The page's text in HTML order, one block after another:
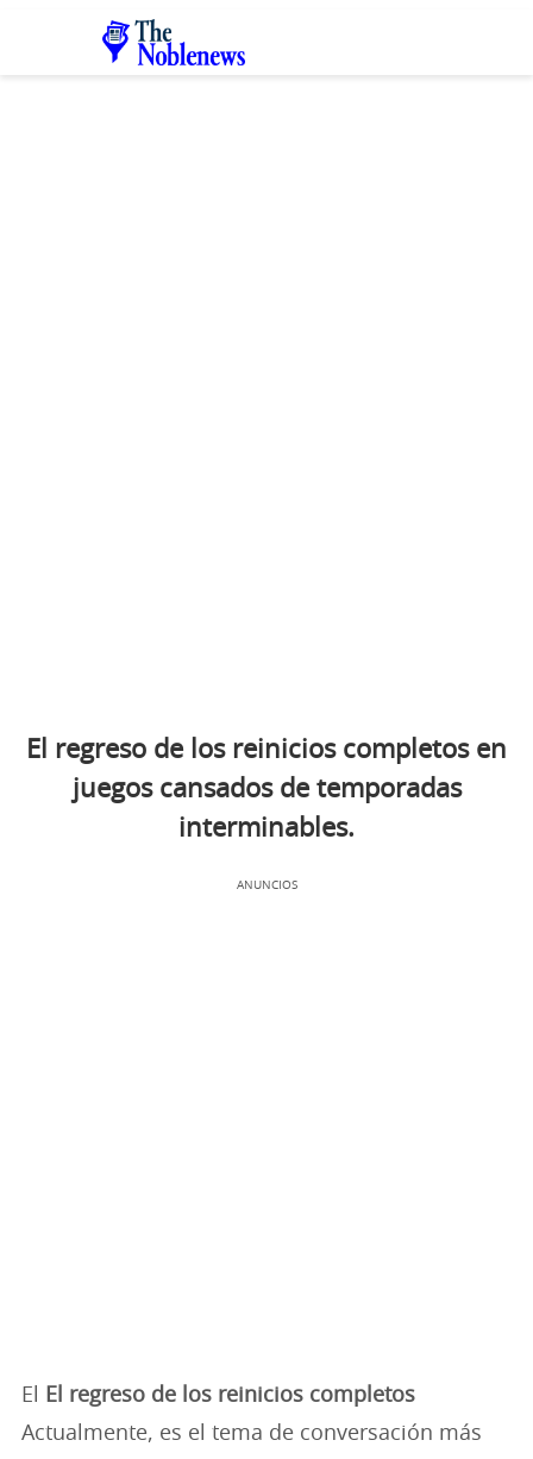
El regreso de los reinicios completos en
juegos cansados de temporadas
interminables.
ANUNCIOS
El
El regreso de los reinicios completos
Actualmente, es el tema de conversación más